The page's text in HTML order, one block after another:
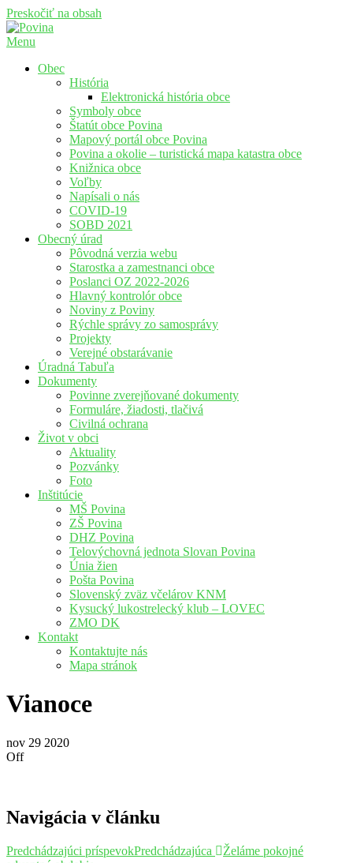
Preskočiť na obsah
Menu
Obec
História
Elektronická história obce
Symboly obce
Štatút obce Povina
Mapový portál obce Povina
Povina a okolie – turistická mapa katastra obce
Knižnica obce
Voľby
Napísali o nás
COVID-19
SOBD 2021
Obecný úrad
Pôvodná verzia webu
Starostka a zamestnanci obce
Poslanci OZ 2022-2026
Hlavný kontrolór obce
Noviny z Poviny
Rýchle správy zo samosprávy
Projekty
Verejné obstarávanie
Úradná Tabuľa
Dokumenty
Povinne zverejňované dokumenty
Formuláre, žiadosti, tlačivá
Civilná ochrana
Život v obci
Aktuality
Pozvánky
Foto
Inštitúcie
MŠ Povina
ZŠ Povina
DHZ Povina
Telovýchovná jednota Slovan Povina
Únia žien
Pošta Povina
Slovenský zväz včelárov KNM
Kysucký lukostrelecký klub – LOVEC
ZMO DK
Kontakt
Kontaktujte nás
Mapa stránok
Vianoce
nov 29 2020
Off
Navigácia v článku
Predchádzajúci príspevokPredchádzajúca
Želáme pokojné